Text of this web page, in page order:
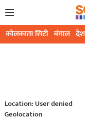
कोलकाता सिटी बंगाल
Location: User denied
Geolocation